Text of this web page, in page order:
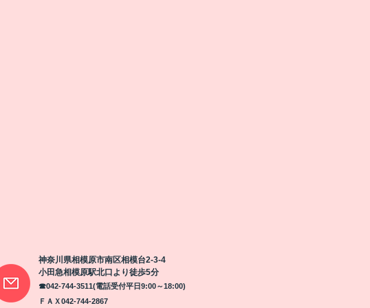
神奈川県相模原市南区相模台2-3-4
​小田急相模原駅北口より徒歩5分
☎042-744-3511(電話受付平日9:00～18:00)
​ＦＡＸ042-744-2867